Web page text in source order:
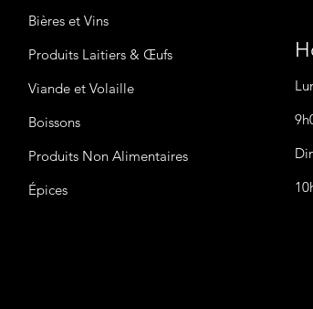
Bièreset Vins
Produits Laitiers & Œufs
Viande et Volaille
Boissons
Produits Non Alimentaires
Épices